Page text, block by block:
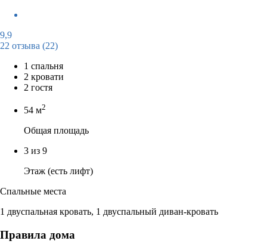
9,9
22 отзыва (22)
1 спальня
2 кровати
2 гостя
54 м2
Общая площадь
3 из 9
Этаж (есть лифт)
Спальные места
1 двуспальная кровать, 1 двуспальный диван-кровать
Правила дома